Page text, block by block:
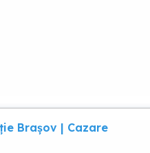
Brașov | Cazare